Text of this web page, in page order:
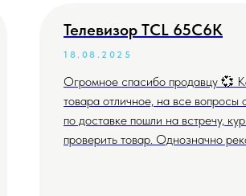
Телевизор TCL 65C6K
18.08.2025
Огромное спасибо продавцу 💞
товара отличное, на все вопросы
по доставке пошли на встречу,
проверить товар. Однозначно